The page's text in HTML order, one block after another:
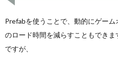
Prefabを使うことで、動的にゲー
のロード時間を減らすこともでき
ですが、